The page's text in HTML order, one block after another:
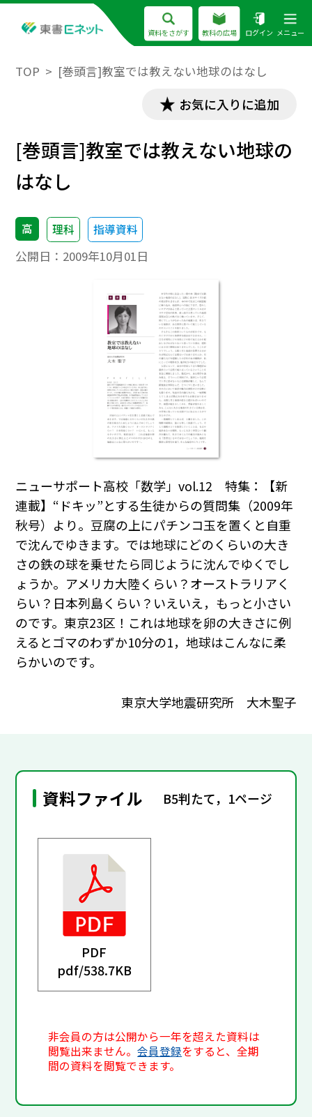
資料をさがす 教科の広場 ログイン メニュー
TOP [巻頭言]教室では教えない地球のはなし
お気に入りに追加
[巻頭言]教室では教えない地球の
はなし
高 理科 指導資料
公開日： 2009年10月01日
ニューサポート高校「数学」vol.12 特集：【新
連載】“ドキッ”とする生徒からの質問集（2009年
秋号）より。豆腐の上にパチンコ玉を置くと自重
で沈んでゆきます。では地球にどのくらいの大き
さの鉄の球を乗せたら同じように沈んでゆくでし
ょうか。アメリカ大陸くらい？オーストラリアく
らい？日本列島くらい？いえいえ，もっと小さい
のです。東京23区！これは地球を卵の大きさに例
えるとゴマのわずか10分の1，地球はこんなに柔
らかいのです。
東京大学地震研究所 大木聖子
資料ファイル B5判たて，1ページ
PDF
pdf/538.7KB
非会員の方は公開から一年を超えた資料は
閲覧出来ません。会員登録をすると、全期
間の資料を閲覧できます。